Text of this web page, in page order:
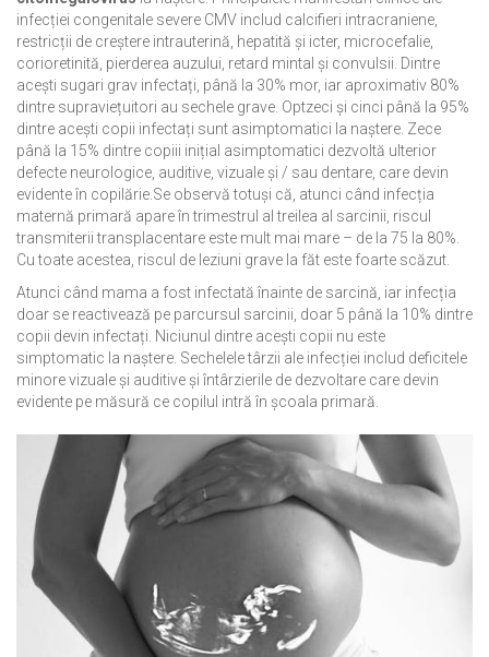
infecției congenitale severe CMV includ calcifieri intracraniene,
restricții de creștere intrauterină, hepatită și icter, microcefalie,
corioretinită, pierderea auzului, retard mintal și convulsii. Dintre
acești sugari grav infectați, până la 30% mor, iar aproximativ 80%
dintre supraviețuitori au sechele grave. Optzeci și cinci până la 95%
dintre acești copii infectați sunt asimptomatici la naștere. Zece
până la 15% dintre copiii inițial asimptomatici dezvoltă ulterior
defecte neurologice, auditive, vizuale și / sau dentare, care devin
evidente în copilărie.Se observă totuși că, atunci când infecția
maternă primară apare în trimestrul al treilea al sarcinii, riscul
transmiterii transplacentare este mult mai mare – de la 75 la 80%.
Cu toate acestea, riscul de leziuni grave la făt este foarte scăzut.
Atunci când mama a fost infectată înainte de sarcină, iar infecția
doar se reactivează pe parcursul sarcinii, doar 5 până la 10% dintre
copii devin infectați. Niciunul dintre acești copii nu este
simptomatic la naștere. Sechelele târzii ale infecției includ deficitele
minore vizuale și auditive și întârzierile de dezvoltare care devin
evidente pe măsură ce copilul intră în școala primară.